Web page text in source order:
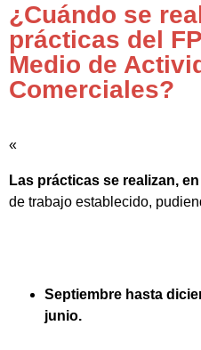
¿Cuándo se
prácticas del
Medio de
Comerciales?
«
Las prácticas se realizan,
de trabajo establecido,
Septiembre hasta
junio.